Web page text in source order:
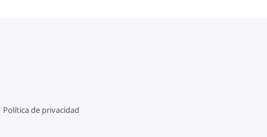
Política de privacidad